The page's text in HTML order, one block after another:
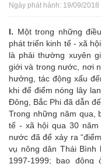
Ngày phát hành: 19/09/2018
I. Một trong những
phát triển kinh tế - xã
là phải thường xuyên
giới và trong nước, nơi
hưởng, tác động xấu
khi để điểm nóng lây
Đông, Bắc Phi đã dẫn
Trong những năm qua,
tế - xã hội qua 30
nước đã để xảy ra
vụ nông dân Thái Bình
1997-1999; bạo động